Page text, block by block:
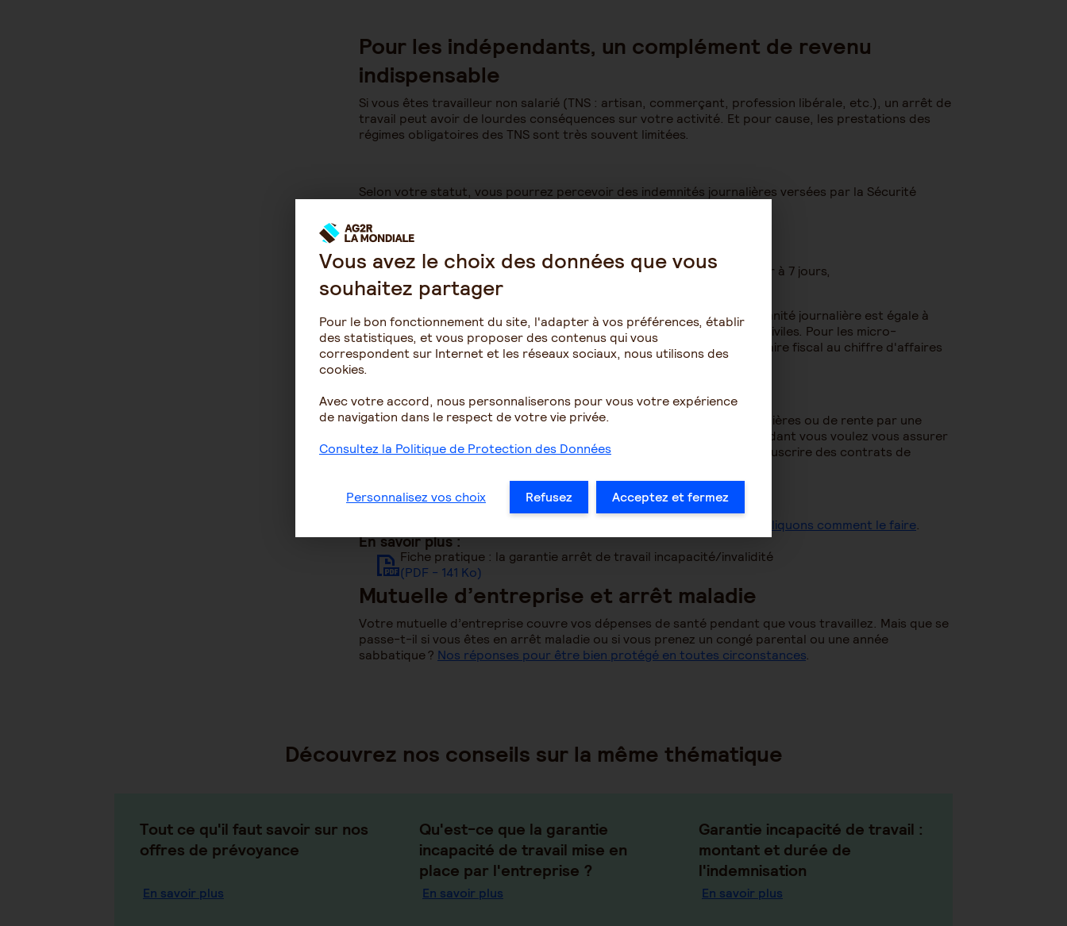
Pour les indépendants, un complément de revenu
indispensable
Si vous êtes travailleur non salarié (TNS : artisan, commerçant, profession libérale, etc.), un arrêt de
travail peut avoir de lourdes conséquences sur votre activité. Et pour cause, les prestations des
régimes obligatoires des TNS sont très souvent limitées.
Selon votre statut, vous pourrez percevoir des indemnités journalières versées par la Sécurité
8 jours en cas de maladie ou d'accident,
4 jours en cas d'arrêt de travail pour maladie ou accident supérieur à 7 jours,
4 jours en cas d’hospitalisation.
Le mode de calcul des indemnités diffère de celui des salariés. L'indemnité journalière est égale à
1/730ème du revenu d'activité annuel moyen des 3 dernières années civiles. Pour les micro-
entrepreneurs, le revenu s’obtient en appliquant l'abattement forfaitaire fiscal au chiffre d'affaires
déclaré.
Ainsi, un complément de revenu versé sous forme d’indemnités journalières ou de rente par une
garantie arrêt de travail peut s’avérer essentiel. Si en tant qu’indépendant vous voulez vous assurer
du maintien de votre revenu en cas d’arrêt de travail, il convient de souscrire des contrats de
Besoin de modifier vos garanties en cours de contrat ? Nous vous expliquons comment le faire.
En savoir plus :
Fiche pratique : la garantie arrêt de travail incapacité/invalidité
(PDF - 141 Ko)
Mutuelle d’entreprise et arrêt maladie
Votre mutuelle d’entreprise couvre vos dépenses de santé pendant que vous travaillez. Mais que se
passe-t-il si vous êtes en arrêt maladie ou si vous prenez un congé parental ou une année
sabbatique ? Nos réponses pour être bien protégé en toutes circonstances.
Découvrez nos conseils sur la même thématique
Tout ce qu'il faut savoir sur nos
offres de prévoyance
En savoir plus
Qu'est-ce que la garantie
incapacité de travail mise en
place par l'entreprise ?
En savoir plus
Garantie incapacité de travail :
montant et durée de
l'indemnisation
En savoir plus
Vous avez le choix des données que vous
souhaitez partager
Pour le bon fonctionnement du site, l'adapter à vos préférences, établir
des statistiques, et vous proposer des contenus qui vous
correspondent sur Internet et les réseaux sociaux, nous utilisons des
cookies.
Avec votre accord, nous personnaliserons pour vous votre expérience
de navigation dans le respect de votre vie privée.
Consultez la Politique de Protection des Données
Personnalisez vos choix Refusez Acceptez et fermez